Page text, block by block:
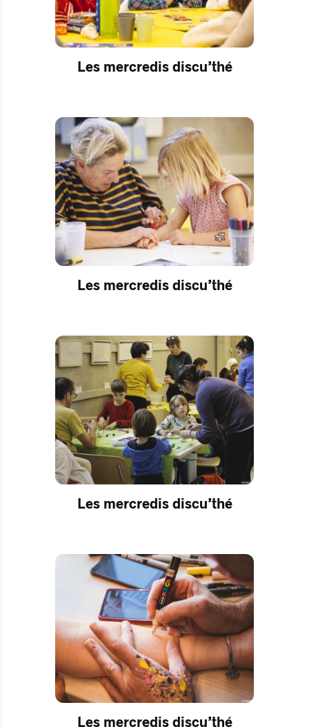
Les mercredis discu’thé
Les mercredis discu’thé
Les mercredis discu’thé
Les mercredis discu’thé